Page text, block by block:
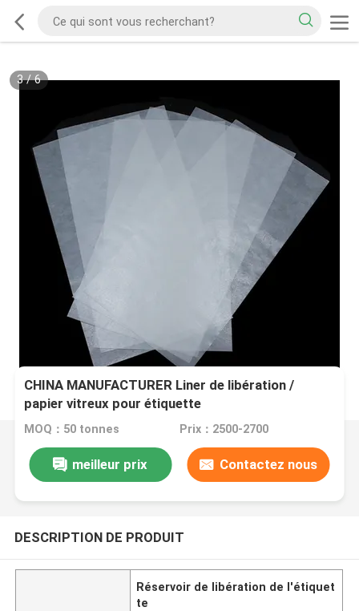
3/6
CHINA MANUFACTURER Liner de libération /
papier vitreux pour étiquette
MOQ：50 tonnes Prix：2500-2700
meilleur prix Contactez nous
DESCRIPTION DE PRODUIT
Réservoir de libération de l'étiquet
te